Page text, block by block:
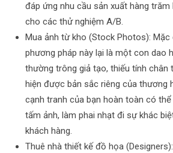
đáp ứng nhu cầu sản xuất hàng trăm
cho các thử nghiệm A/B.
Mua ảnh từ kho (Stock Photos): Mặc
phương pháp này lại là một con dao
thường trông giả tạo, thiếu tính chân
hiện được bản sắc riêng của thương
cạnh tranh của bạn hoàn toàn có
tấm ảnh, làm phai nhạt đi sự khác
khách hàng.
Thuê nhà thiết kế đồ họa